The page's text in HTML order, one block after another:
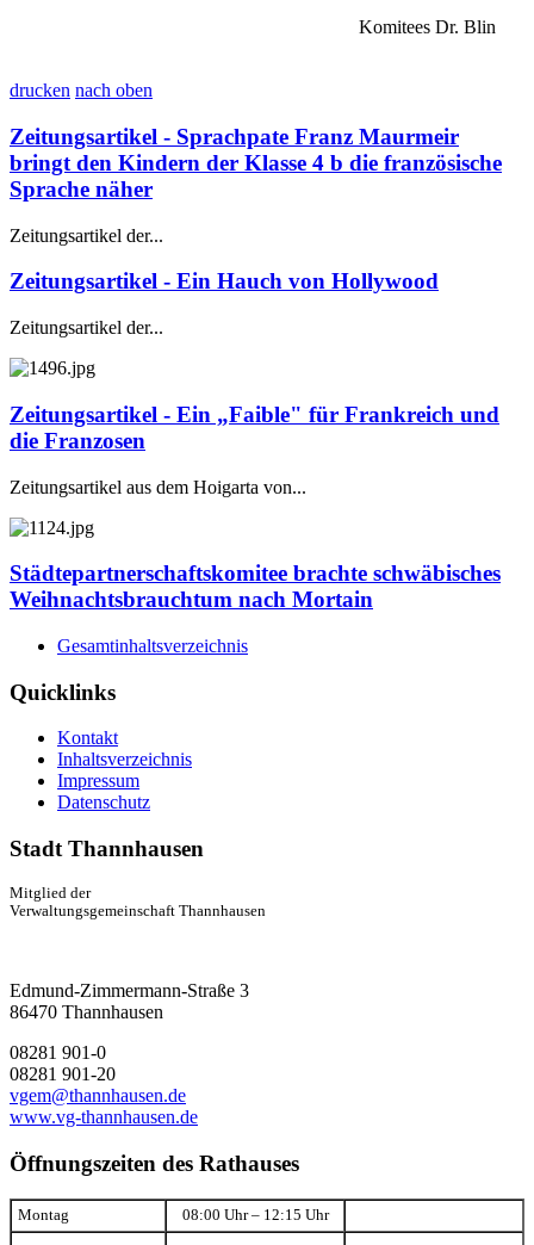
Komitees Dr. Blin
drucken nach oben
Zeitungsartikel - Sprachpate Franz Maurmeir
bringt den Kindern der Klasse 4 b die französische
Sprache näher
Zeitungsartikel der...
Zeitungsartikel - Ein Hauch von Hollywood
Zeitungsartikel der...
Zeitungsartikel - Ein „Faible" für Frankreich und
die Franzosen
Zeitungsartikel aus dem Hoigarta von...
Städtepartnerschaftskomitee brachte schwäbisches
Weihnachtsbrauchtum nach Mortain
Gesamtinhaltsverzeichnis
Quicklinks
Kontakt
Inhaltsverzeichnis
Impressum
Datenschutz
Stadt Thannhausen
Mitglied der
Verwaltungsgemeinschaft Thannhausen
Edmund-Zimmermann-Straße 3
86470 Thannhausen
08281 901-0
08281 901-20
vgem@thannhausen.de
www.vg-thannhausen.de
Öffnungszeiten des Rathauses
Montag 08:00 Uhr – 12:15 Uhr